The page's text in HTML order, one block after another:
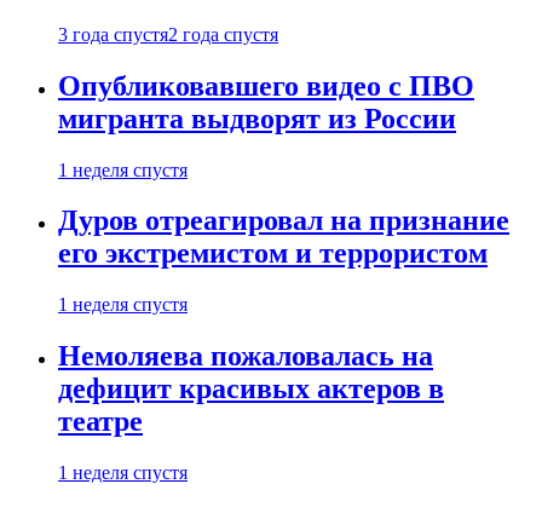
3 года спустя2 года спустя
Опубликовавшего видео с ПВО
мигранта выдворят из России
1 неделя спустя
Дуров отреагировал на признание
его экстремистом и террористом
1 неделя спустя
Немоляева пожаловалась на
дефицит красивых актеров в
театре
1 неделя спустя